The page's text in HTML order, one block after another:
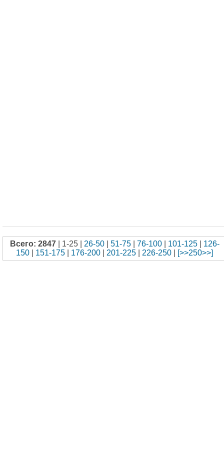
Всего: 2847| 1-25 | 26-50| 51-75| 76-100| 101-125| 126-
150
151-175 176-200 201-225 226-250 [>>250>>]